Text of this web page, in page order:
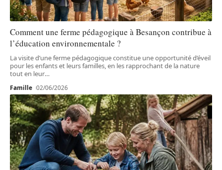
Comment une ferme pédagogique à Besançon contribue à
l’éducation environnementale ?
La visite d’une ferme pédagogique constitue une opportunité d’éveil
pour les enfants et leurs familles, en les rapprochant de la nature
tout en leur…
Famille 02/06/2026